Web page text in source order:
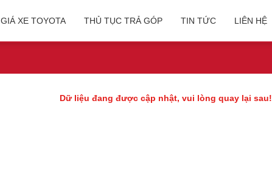
GIÁ XE TOYOTA THỦ TỤC TRẢ GÓP TIN TỨC LIÊN HỆ
Dữ liệu đang được cập nhật, vui lòng quay lại sau!